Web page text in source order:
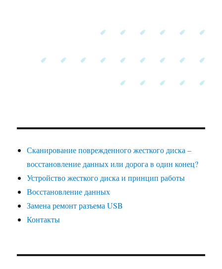
Сканирование поврежденного жесткого диска –
восстановление данных или дорога в один конец?
Устройство жесткого диска и принцип работы
Восстановление данных
Замена ремонт разъема USB
Контакты